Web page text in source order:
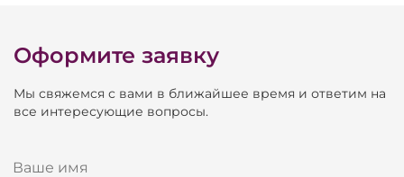
Оформите заявку
Мы свяжемся с вами в ближайшее время и ответим на
все интересующие вопросы.
Ваше имя